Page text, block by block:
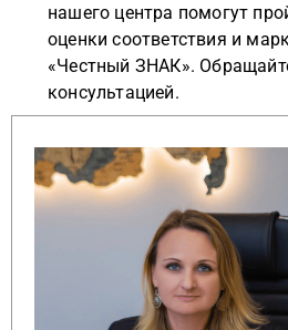
нашего центра помогут
оценки соответствия и
«Честный ЗНАК».
консультацией.